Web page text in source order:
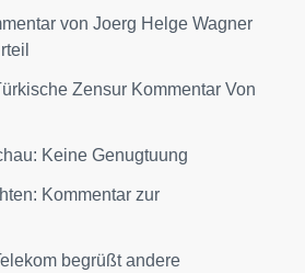
von Joerg Helge Wagner
Zensur Kommentar Von
Keine Genugtuung
Kommentar zur
begrüßt andere